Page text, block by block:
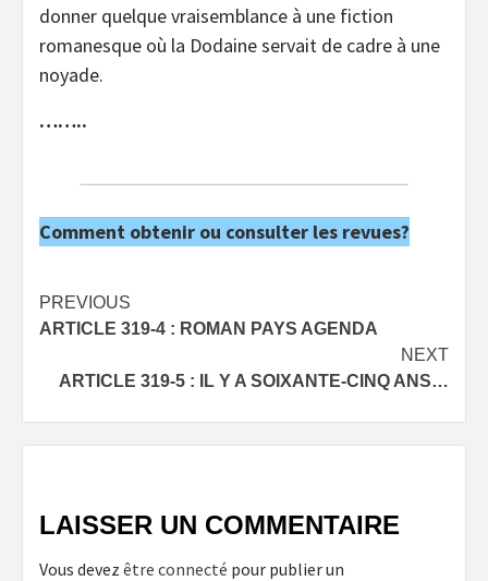
donner quelque vraisemblance à une fiction
romanesque où la Dodaine servait de cadre à une
noyade.
……..
Comment obtenir ou consulter les revues?
Post
navigation
PREVIOUS
ARTICLE 319-4 : ROMAN PAYS AGENDA
NEXT
ARTICLE 319-5 : IL Y A SOIXANTE-CINQ ANS…
LAISSER UN COMMENTAIRE
Vous devez être connecté pour publier un